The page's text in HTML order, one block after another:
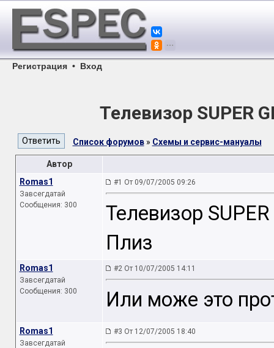
Регистрация • Вход
Телевизор SUPER
Список форумов» Схемы и сервис-мануалы
Автор
Romas1
Завсегдатай
Сообщения: 300
#1 От 09/07/2005 09:26
Телевизор
Плиз
Romas1
Завсегдатай
Сообщения: 300
#2 От 10/07/2005 14:11
Или може это
Romas1
Завсегдатай
#3 От 12/07/2005 18:40